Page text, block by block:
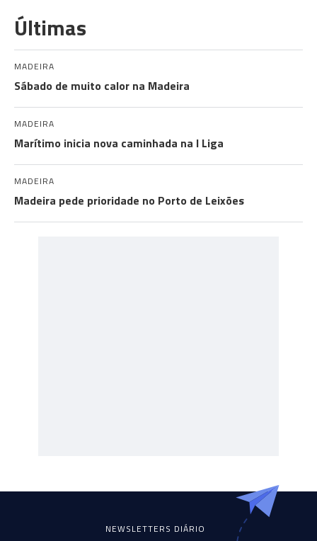
Últimas
MADEIRA
Sábado de muito calor na Madeira
MADEIRA
Marítimo inicia nova caminhada na I Liga
MADEIRA
Madeira pede prioridade no Porto de Leixões
NEWSLETTERS DIÁRIO